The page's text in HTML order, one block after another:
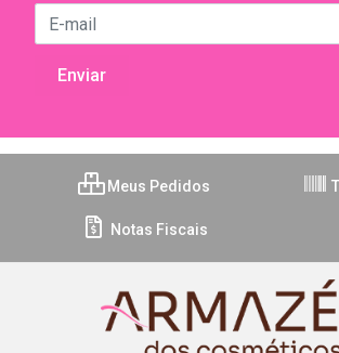
Meus Pedidos
Notas Fiscais